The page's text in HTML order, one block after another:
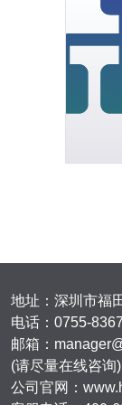
地址：深圳市福
电话： 0755-
邮箱：
(请尽量在线咨询)
公司官网：